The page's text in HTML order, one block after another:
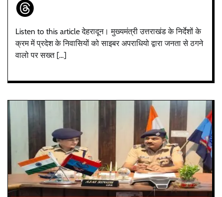
Listen to this article देहरादून। मुख्यमंत्री उत्तराखंड के निर्देशों के
क्रम में प्रदेश के निवासियों को साइबर अपराधियो द्वारा जनता से ठगने
वालो पर सख्त […]